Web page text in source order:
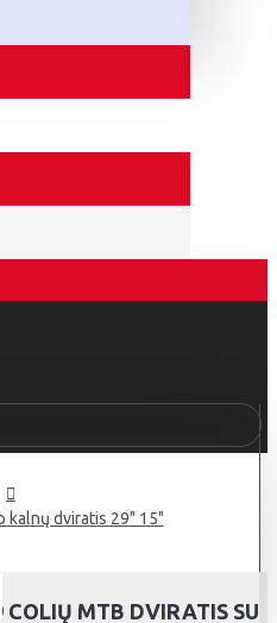
kalnų dviratis 29" 15"
COLIŲ MTB DVIRATIS SU